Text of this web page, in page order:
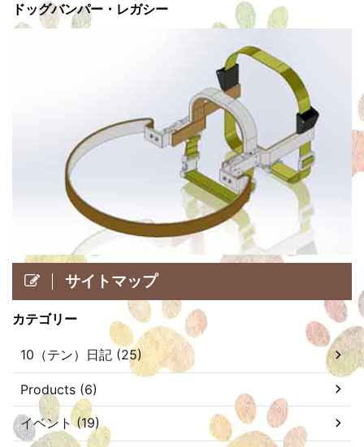
ドッグバンパー・レガシー
サイトマップ
カテゴリー
10（テン）日記 (25)
Products (6)
イベント (19)